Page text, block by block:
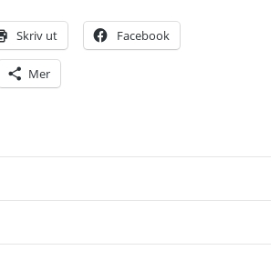
Skriv ut Facebook
Mer